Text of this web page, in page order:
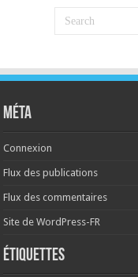
Méta
Connexion
Flux des publications
Flux des commentaires
Site de WordPress-FR
Étiquettes